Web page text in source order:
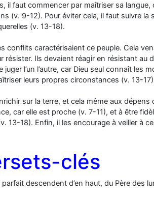
il faut commencer par maîtriser sa
(v. 9-12). Pour éviter cela, il faut suivre
(v. 13-18).
conflits caractérisaient ce peuple. Cela
Ils devaient réagir en résistant
l’un l’autre, car Dieu seul connaît
leurs propres circonstances (v. 13-
sur la terre, et cela même aux
car elle est proche (v. 7-11), et à être
13-18). Enfin, il les encourage à veiller à
clés
descendent d’en haut, du Père des